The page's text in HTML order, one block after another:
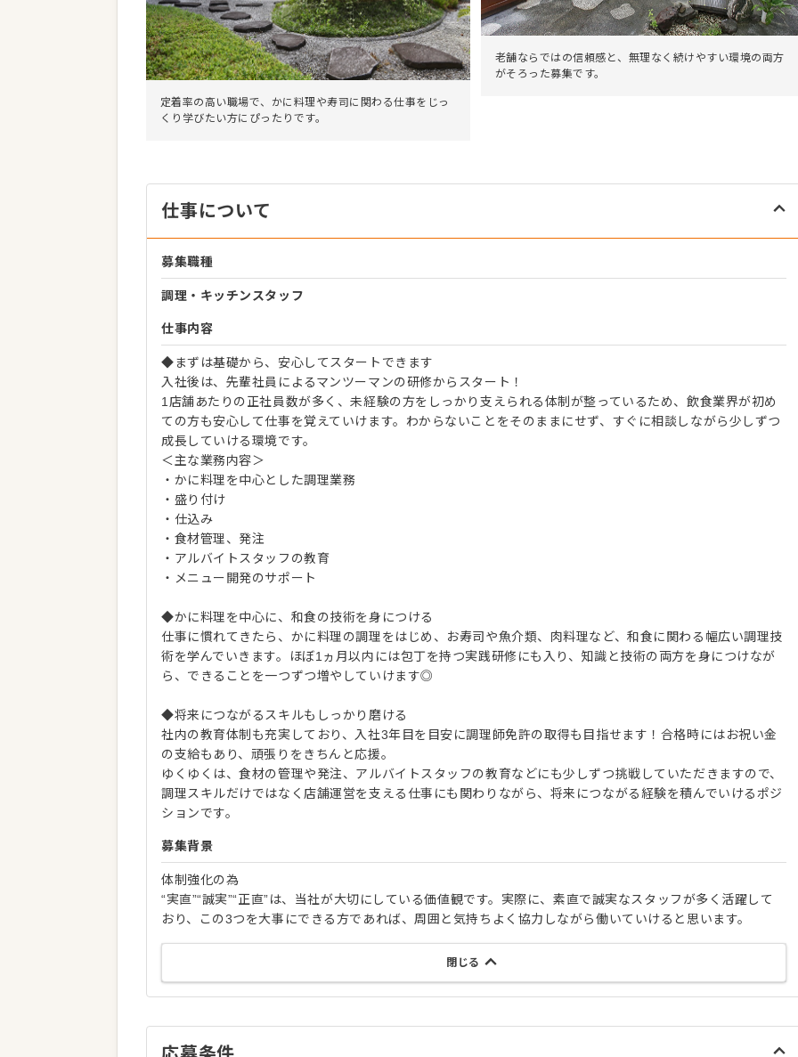
定着率の高い職場で、かに料理や寿司に関わる仕事をじっ
くり学びたい方にぴったりです。
老舗ならではの信頼感と、無理なく続けやすい環境の両方
がそろった募集です。
仕事について
募集職種
調理・キッチンスタッフ
仕事内容
◆まずは基礎から、安心してスタートできます
入社後は、先輩社員によるマンツーマンの研修からスタート！
1店舗あたりの正社員数が多く、未経験の方をしっかり支えられる体制が整っているため、飲食業界が初め
ての方も安心して仕事を覚えていけます。わからないことをそのままにせず、すぐに相談しながら少しずつ
成長していける環境です。
＜主な業務内容＞
・かに料理を中心とした調理業務
・盛り付け
・仕込み
・食材管理、発注
・アルバイトスタッフの教育
・メニュー開発のサポート
◆かに料理を中心に、和食の技術を身につける
仕事に慣れてきたら、かに料理の調理をはじめ、お寿司や魚介類、肉料理など、和食に関わる幅広い調理技
術を学んでいきます。ほぼ1ヵ月以内には包丁を持つ実践研修にも入り、知識と技術の両方を身につけなが
ら、できることを一つずつ増やしていけます◎
◆将来につながるスキルもしっかり磨ける
社内の教育体制も充実しており、入社3年目を目安に調理師免許の取得も目指せます！合格時にはお祝い金
の支給もあり、頑張りをきちんと応援。
ゆくゆくは、食材の管理や発注、アルバイトスタッフの教育などにも少しずつ挑戦していただきますので、
調理スキルだけではなく店舗運営を支える仕事にも関わりながら、将来につながる経験を積んでいけるポジ
ションです。
募集背景
体制強化の為
“実直”“誠実”“正直”は、当社が大切にしている価値観です。実際に、素直で誠実なスタッフが多く活躍して
おり、この3つを大事にできる方であれば、周囲と気持ちよく協力しながら働いていけると思います。
閉じる